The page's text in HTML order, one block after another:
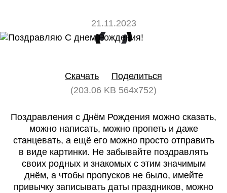
21.11.2023
Скачать
Поделиться
(203.06 KB 564x752)
Поздравления с Днём Рождения можно сказать,
можно написать, можно пропеть и даже
станцевать, а ещё его можно просто отправить
в виде картинки. Не забывайте поздравлять
своих родных и знакомых с этим значимым
днём, а чтобы пропусков не было, имейте
привычку записывать даты праздников, можно